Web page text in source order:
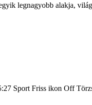
legnagyobb alakja,
Sport Friss ikon Off